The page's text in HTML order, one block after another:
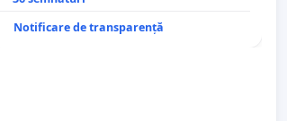
Notificare de transparență